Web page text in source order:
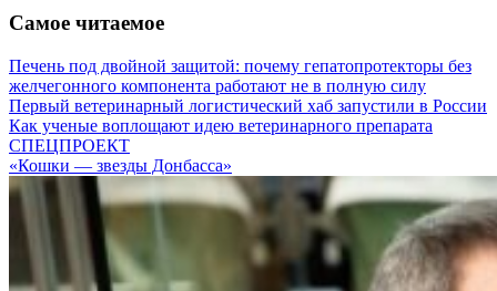
Самое читаемое
Печень под двойной защитой: почему гепатопротекторы без
желчегонного компонента работают не в полную силу
Первый ветеринарный логистический хаб запустили в России
Как ученые воплощают идею ветеринарного препарата
СПЕЦПРОЕКТ
«Кошки — звезды Донбасса»